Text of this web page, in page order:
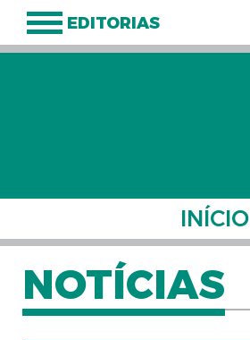
EDITORIAS
INÍCIO
NOTÍCIAS